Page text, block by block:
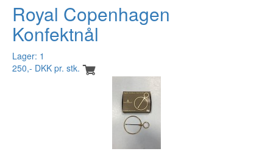
Royal Copenhagen
Konfektnål
Lager: 1
250,- DKK pr. stk.